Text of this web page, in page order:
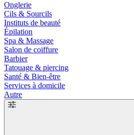
Onglerie
Cils & Sourcils
Instituts de beauté
Épilation
Spa & Massage
Salon de coiffure
Barbier
Tatouage & piercing
Santé & Bien-être
Services à domicile
Autre